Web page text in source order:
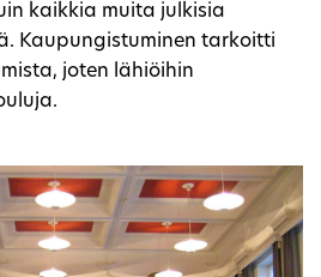
kaikkia muita julkisia
Kaupungistuminen tarkoitti
joten lähiöihin